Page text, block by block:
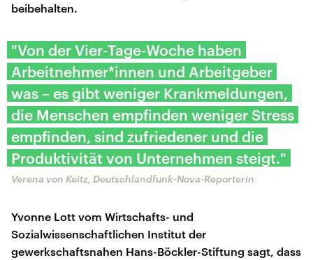
beibehalten.
"Von der Vier-Tage-Woche haben
Arbeitnehmer*innen und Arbeitgeber
was – es gibt weniger Krankmeldungen,
die Menschen empfinden weniger Stress
empfinden, sind zufriedener und die
Produktivität von Unternehmen steigt."
Verena von Keitz, Deutschlandfunk-Nova-Reporterin
Yvonne Lott vom Wirtschafts- und
Sozialwissenschaftlichen Institut der
gewerkschaftsnahen Hans-Böckler-Stiftung sagt, dass